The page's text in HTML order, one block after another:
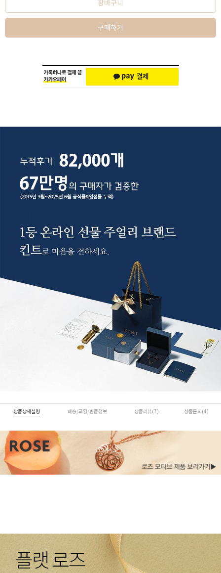
장바구니
구매하기
상품상세설명 배송/교환/반품정보 상품리뷰(7) 상품문의(4)